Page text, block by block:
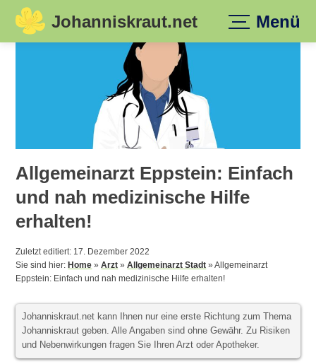
Skip
Johanniskraut.net Menü
Allgemeinarzt Eppstein: Einfach
und nah medizinische Hilfe
erhalten!
Zuletzt editiert: 17. Dezember 2022
Sie sind hier:Home »Arzt »Allgemeinarzt Stadt »Allgemeinarzt
Eppstein: Einfach und nah medizinische Hilfe erhalten!
Johanniskraut.net kann Ihnen nur eine erste Richtung zum Thema
Johanniskraut geben. Alle Angaben sind ohne Gewähr. Zu Risiken
und Nebenwirkungen fragen Sie Ihren Arzt oder Apotheker.